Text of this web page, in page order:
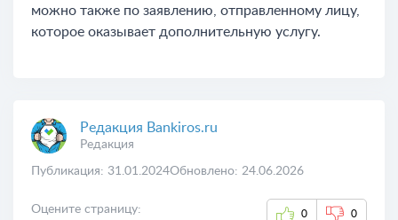
можно также по заявлению, отправленному лицу,
которое оказывает дополнительную услугу.
Редакция Bankiros.ru
Редакция
Оцените страницу: 0 0
Публикация: 31.01.2024Обновлено: 24.06.2026